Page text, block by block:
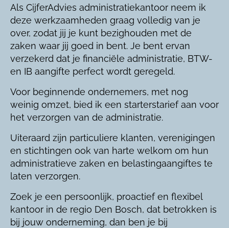
Als CijferAdvies administratiekantoor neem ik
deze werkzaamheden graag volledig van je
over, zodat jij je kunt bezighouden met de
zaken waar jij goed in bent. Je bent ervan
verzekerd dat je financiële administratie, BTW-
en IB aangifte perfect wordt geregeld.
Voor beginnende ondernemers, met nog
weinig omzet, bied ik een starterstarief aan voor
het verzorgen van de administratie.
Uiteraard zijn particuliere klanten, verenigingen
en stichtingen ook van harte welkom om hun
administratieve zaken en belastingaangiftes te
laten verzorgen.
Zoek je een persoonlijk, proactief en flexibel
kantoor in de regio Den Bosch, dat betrokken is
bij jouw onderneming, dan ben je bij